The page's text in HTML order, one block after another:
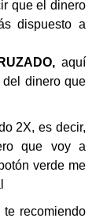
que el dinero
dispuesto a
aquí
dinero que
2X, es decir,
que voy a
verde me
te recomiendo